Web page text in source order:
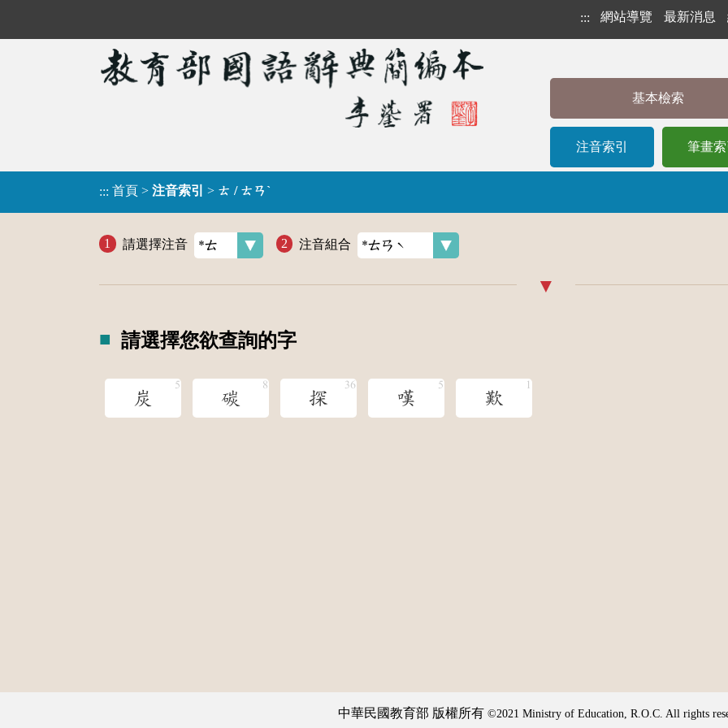
::: 網站導覽 最新消息
基本檢索
注音索引 筆畫索
::: 首頁 > 注音索引 > ㄊ / ㄊㄢˋ
請選擇注音 注音組合
請選擇您欲查詢的字
炭 碳 探 嘆 歎
中華民國教育部 版權所有 ©2021 Ministry of Education, R.O.C. All rights